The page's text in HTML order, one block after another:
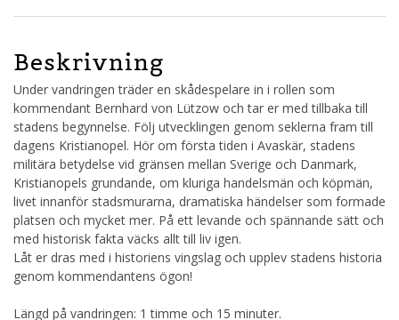
Beskrivning
Under vandringen träder en skådespelare in i rollen som
kommendant Bernhard von Lützow och tar er med tillbaka till
stadens begynnelse. Följ utvecklingen genom seklerna fram till
dagens Kristianopel. Hör om första tiden i Avaskär, stadens
militära betydelse vid gränsen mellan Sverige och Danmark,
Kristianopels grundande, om kluriga handelsmän och köpmän,
livet innanför stadsmurarna, dramatiska händelser som formade
platsen och mycket mer. På ett levande och spännande sätt och
med historisk fakta väcks allt till liv igen.
Låt er dras med i historiens vingslag och upplev stadens historia
genom kommendantens ögon!
Längd på vandringen: 1 timme och 15 minuter.